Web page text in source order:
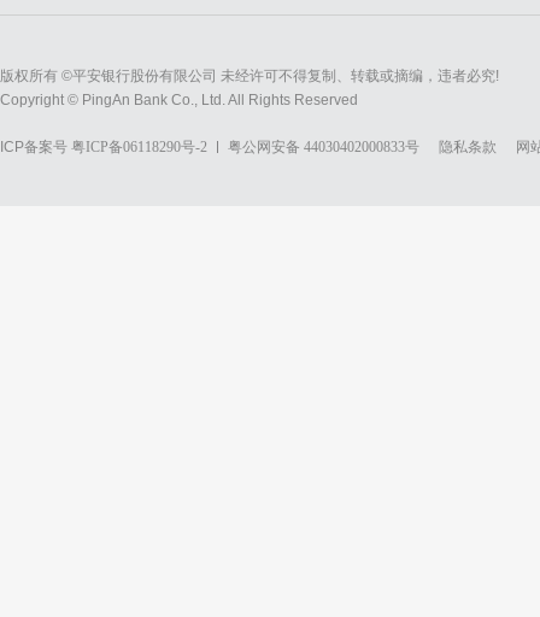
版权所有 ©平安银行股份有限公司 未经许可不得复制、转载或摘编，违者必究!
Copyright © PingAn Bank Co., Ltd. All Rights Reserved
ICP备案号 粤ICP备06118290号-2 粤公网安备 44030402000833号 隐私条款 网